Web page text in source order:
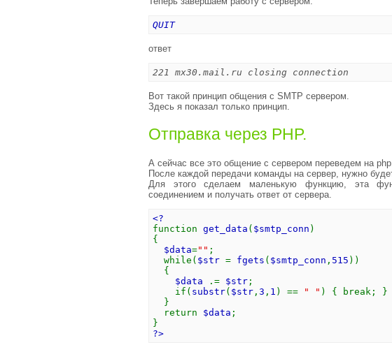
QUIT
ответ
221 mx30.mail.ru closing connection
Вот такой принцип общения с SMTP сервером.
Здесь я показал только принцип.
Отправка через PHP.
А сейчас все это общение с сервером переведем на php.
После каждой передачи команды на сервер, нужно
Для этого сделаем маленькую функцию, эта
соединением и получать ответ от сервера.
<?
function get_data ( $smtp_conn )
{
$data="" ;
while( $str = fgets ( $smtp_conn , 515 ))
{
$data
.= $str ;
if( substr( $str , 3 , 1 ) == " " ) { break; }
}
return $data ;
}
?>